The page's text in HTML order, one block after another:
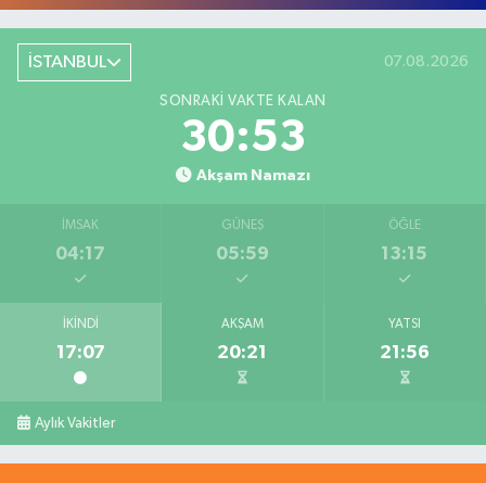
İSTANBUL 07.08.2026
SONRAKI VAKTE KALAN
30:53
Akşam Namazı
İMSAK
04:17
GÜNEŞ
05:59
ÖĞLE
13:15
İKINDI
17:07
AKŞAM
20:21
YATSI
21:56
Aylık Vakitler